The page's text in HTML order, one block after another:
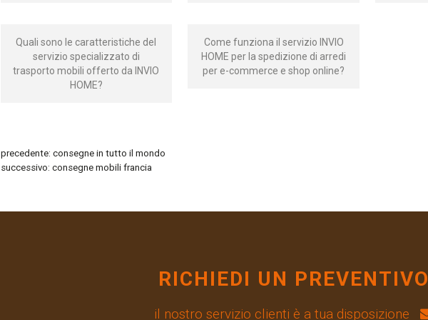
Quali sono le caratteristiche del
servizio specializzato di
trasporto mobili offerto da INVIO
HOME?
Come funziona il servizio INVIO
HOME per la spedizione di arredi
per e-commerce e shop online?
precedente: consegne in tutto il mondo
successivo: consegne mobili francia
RICHIEDI UN PREVENTIVO
il nostro servizio clienti è a tua disposizione